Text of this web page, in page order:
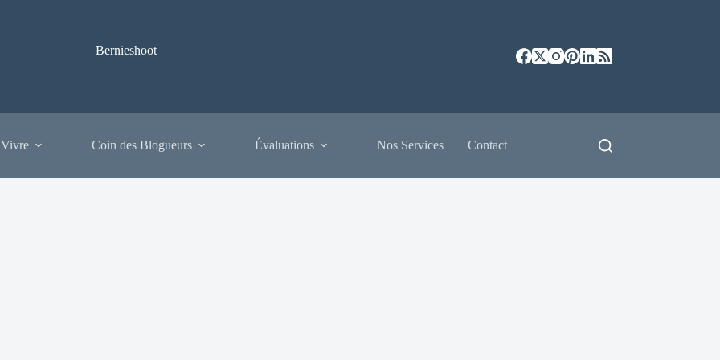
Bernieshoot
Coin des Blogueurs Évaluations Nos Services Contact